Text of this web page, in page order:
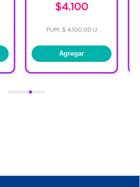
$4.100
PUM: $ 4,100.00 U
Agregar